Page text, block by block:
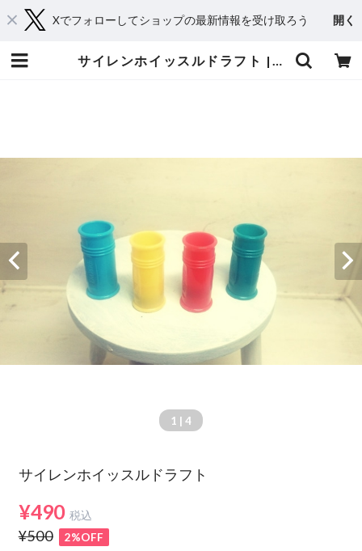
Xでフォローしてショップの最新情報を受け取ろう 開く
サイレンホイッスルドラフト | おもちゃ楽器.com
1 | 4
サイレンホイッスルドラフト
¥490 税込
¥500 2%OFF